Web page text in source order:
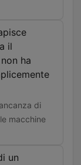
il
ha
di
macchine
un